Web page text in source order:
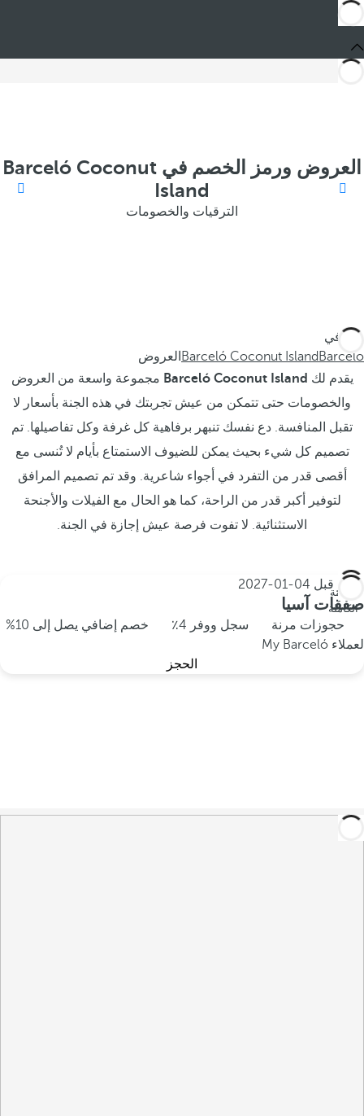
العروض ورمز الخصم في Barceló Coconut
Island
الترقيات والخصومات
أنت في
Barceló
Barceló Coconut Island العروض
يقدم لك Barceló Coconut Island مجموعة واسعة من العروض
والخصومات حتى تتمكن من عيش تجربتك في هذه الجنة بأسعار لا
تقبل المنافسة. دع نفسك تنبهر برفاهية كل غرفة وكل تفاصيلها. تم
تصميم كل شيء بحيث يمكن للضيوف الاستمتاع بأيام لا تُنسى مع
أقصى قدر من التفرد في أجواء شاعرية. وقد تم تصميم المرافق
لتوفير أكبر قدر من الراحة، كما هو الحال مع الفيلات والأجنحة
الاستثنائية. لا تفوت فرصة عيش إجازة في الجنة.
الإقامة
الكاملة
احجز قبل 04-01-2027
صفقات آسيا
حجوزات مرنة سجل ووفر 4٪
خصم إضافي يصل إلى 10%
لعملاء My Barceló
الحجز